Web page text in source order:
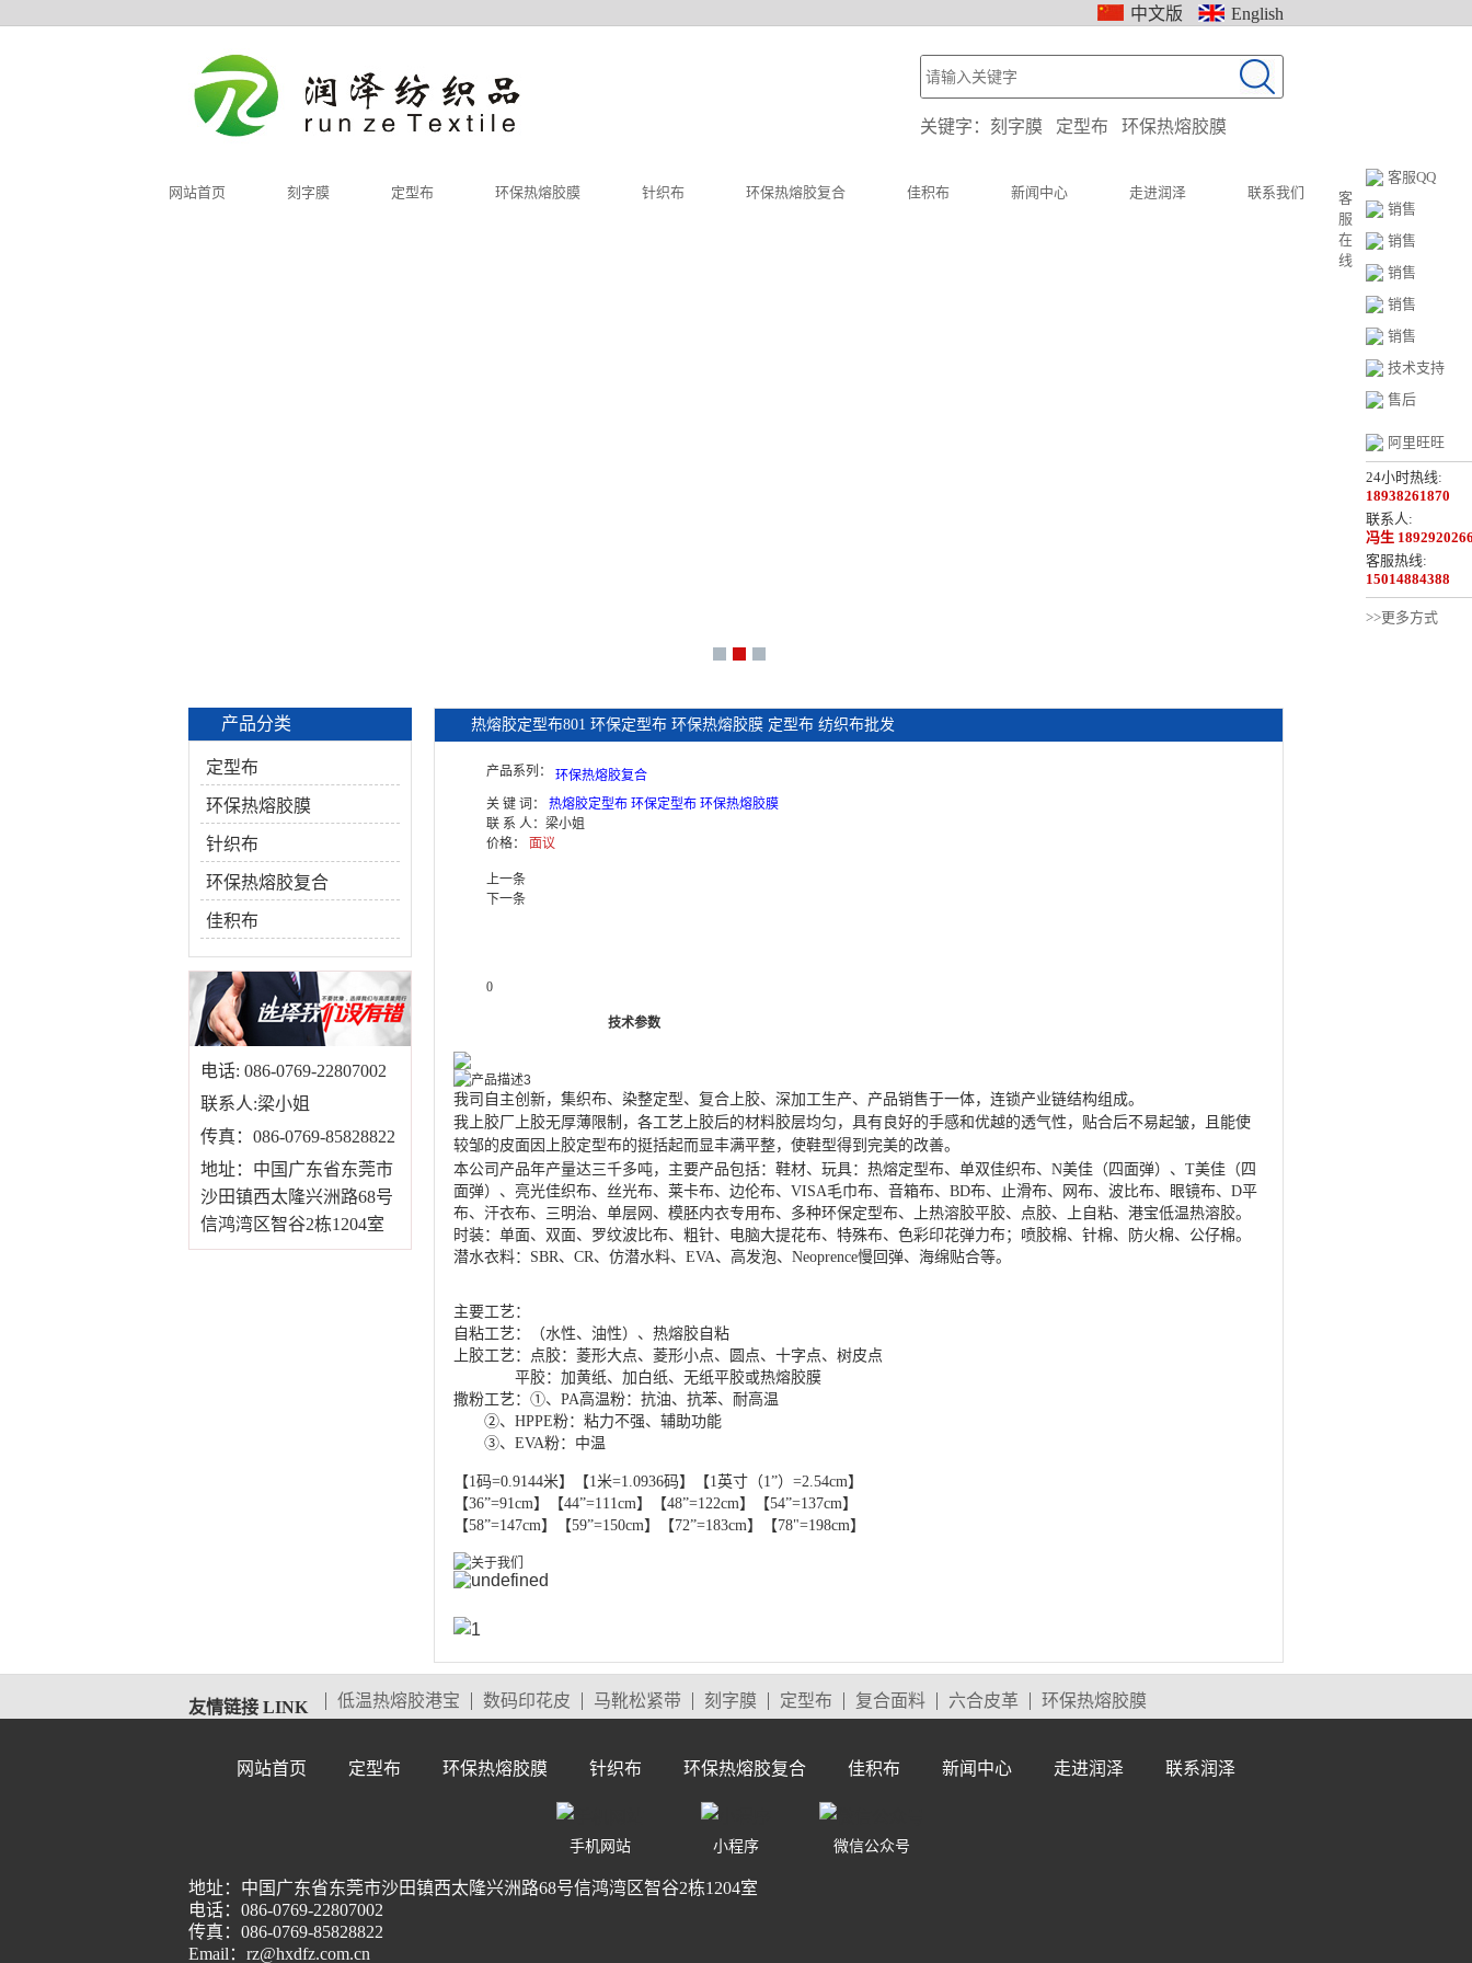
中文版 English
关键字： 刻字膜 定型布 环保热熔胶膜
网站首页 刻字膜 定型布 环保热熔胶膜 针织布 环保热熔胶复合 佳积布 新闻中心 走进润泽 联系我们
产品分类
定型布
环保热熔胶膜
针织布
环保热熔胶复合
佳积布
电话: 086-0769-22807002
联系人:梁小姐
传真：086-0769-85828822
地址：中国广东省东莞市
沙田镇西太隆兴洲路68号
信鸿湾区智谷2栋1204室
热熔胶定型布801 环保定型布 环保热熔胶膜 定型布 纺织布批发
产品系列：
环保热熔胶复合
关 键 词：
热熔胶定型布 环保定型布 环保热熔胶膜
联 系 人： 梁小姐
价格： 面议
上一条
下一条
0
技术参数
我司自主创新，集织布、染整定型、复合上胶、深加工生产、产品销售于一体，连锁产业链结构组成。
我上胶厂上胶无厚薄限制，各工艺上胶后的材料胶层均匀，具有良好的手感和优越的透气性，贴合后不易起皱，且能使
较邹的皮面因上胶定型布的挺括起而显丰满平整，使鞋型得到完美的改善。
本公司产品年产量达三千多吨，主要产品包括：鞋材、玩具：热熔定型布、单双佳织布、N美佳（四面弹）、T美佳（四
面弹）、亮光佳织布、丝光布、莱卡布、边伦布、VISA毛巾布、音箱布、BD布、止滑布、网布、波比布、眼镜布、D平
布、汗衣布、三明治、单层网、模胚内衣专用布、多种环保定型布、上热溶胶平胶、点胶、上自粘、港宝低温热溶胶。
时装：单面、双面、罗纹波比布、粗针、电脑大提花布、特殊布、色彩印花弹力布；喷胶棉、针棉、防火棉、公仔棉。
潜水衣料：SBR、CR、仿潜水料、EVA、高发泡、Neoprence慢回弹、海绵贴合等。
主要工艺：
自粘工艺：（水性、油性）、热熔胶自粘
上胶工艺：点胶：菱形大点、菱形小点、圆点、十字点、树皮点
平胶：加黄纸、加白纸、无纸平胶或热熔胶膜
撒粉工艺：①、PA高温粉：抗油、抗苯、耐高温
②、HPPE粉：粘力不强、辅助功能
③、EVA粉：中温
【1码=0.9144米】【1米=1.0936码】【1英寸（1”）=2.54cm】
【36”=91cm】【44”=111cm】【48”=122cm】【54”=137cm】
【58”=147cm】【59”=150cm】【72”=183cm】【78"=198cm】
友情链接 LINK 低温热熔胶港宝 数码印花皮 马靴松紧带 刻字膜 定型布 复合面料 六合皮革 环保热熔胶膜
网站首页 定型布 环保热熔胶膜 针织布 环保热熔胶复合 佳积布 新闻中心 走进润泽 联系润泽
手机网站 小程序 微信公众号
地址：中国广东省东莞市沙田镇西太隆兴洲路68号信鸿湾区智谷2栋1204室
电话：086-0769-22807002
传真：086-0769-85828822
Email：rz@hxdfz.com.cn
客
服
在
线
客服QQ
销售
销售
销售
销售
销售
技术支持
售后
阿里旺旺
24小时热线:
18938261870
联系人:
冯生
客服热线:
15014884388
>>更多方式